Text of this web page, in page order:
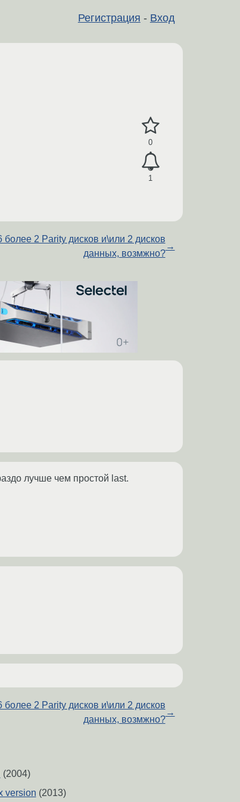
Регистрация - Вход
0
1
более 2 Parity дисков и\или 2 дисков
данных, возмжно?
→
лучше чем простой last.
более 2 Parity дисков и\или 2 дисков
данных, возмжно?
→
(2004)
version (2013)